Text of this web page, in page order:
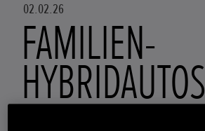
02.02.26
FAMILIEN-
HYBRIDAUTOS